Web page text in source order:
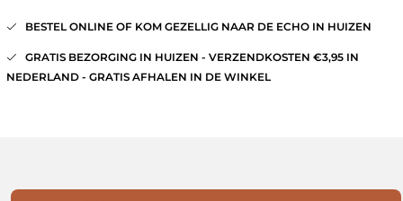
BESTEL ONLINE OF KOM GEZELLIG NAAR DE ECHO IN HUIZEN
GRATIS BEZORGING IN HUIZEN - VERZENDKOSTEN €3,95 IN
NEDERLAND - GRATIS AFHALEN IN DE WINKEL